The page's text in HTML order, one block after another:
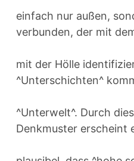
einfach nur außen,
verbunden, der mit
mit der Hölle
^Unterschichten^
^Unterwelt^. Durch
Denkmuster erscheint